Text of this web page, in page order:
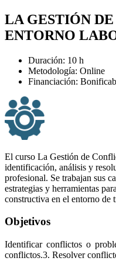
LA GESTIÓN
ENTORNO
Duración: 10 h
Metodología: Online
Financiación:
El curso La Gestión de
identificación, análisis y
profesional. Se trabajan sus
estrategias y herramientas
constructiva en el entorno de
Objetivos
Identificar conflictos o
conflictos.3. Resolver